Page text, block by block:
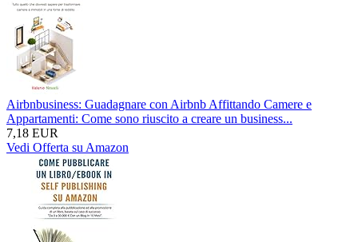
Airbnbusiness: Guadagnare con Airbnb Affittando Camere e
Appartamenti: Come sono riuscito a creare un business...
7,18 EUR
Vedi Offerta su Amazon